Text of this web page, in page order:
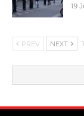
19
PREV NEXT